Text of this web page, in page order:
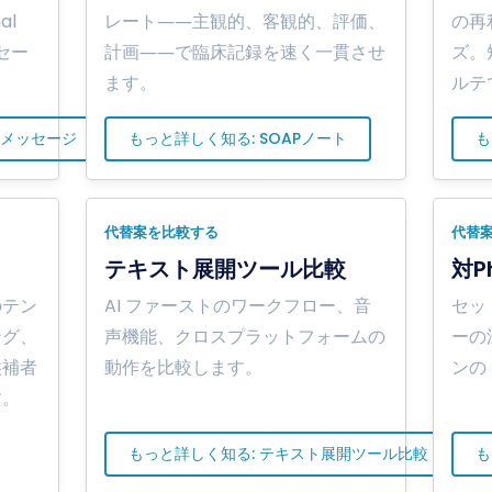
ー
ッセージ
レート――主観的、客観的、評価、
計画――で臨床記録を速く一貫させ
ます。
もっと詳しく知る: SOAPノート
の再
ズ
ル
ン
、
者
代替案を比較する
テキスト展開ツール比較
AI ファーストのワークフロー、音
声機能、クロスプラットフォームの
動作を比較します。
もっと詳しく知る: テキスト展開ツール比較
代替
対
セ
ー
ン